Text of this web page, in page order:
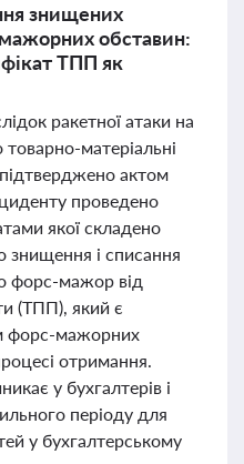
знищених
обставин:
ТПП як
ракетної атаки на
матеріальні
актом
проведено
якої складено
знищення і списання
форс-мажор від
(ТПП), який є
форс-мажорних
отримання.
у бухгалтерів і
періоду для
у бухгалтерському